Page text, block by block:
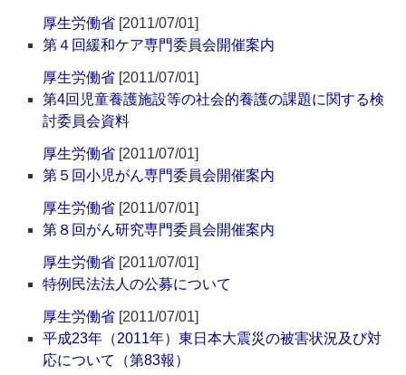
厚生労働省 [2011/07/01]
第４回緩和ケア専門委員会開催案内
厚生労働省 [2011/07/01]
第4回児童養護施設等の社会的養護の課題に関する検
討委員会資料
厚生労働省 [2011/07/01]
第５回小児がん専門委員会開催案内
厚生労働省 [2011/07/01]
第８回がん研究専門委員会開催案内
厚生労働省 [2011/07/01]
特例民法法人の公募について
厚生労働省 [2011/07/01]
平成23年（2011年）東日本大震災の被害状況及び対
応について（第83報）